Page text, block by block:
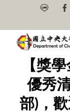
【獎
優秀
部)，